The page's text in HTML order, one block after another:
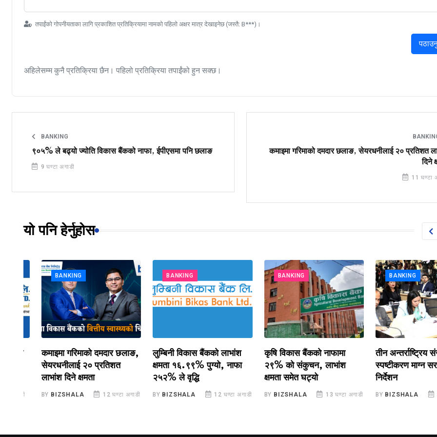
तपाईंको गोपनीयताका लागि प्रकाशित प्रतिक्रियामा नामको पहिलो अक्षर मात्र देखाइनेछ (जस्तै: B***)।
अहिलेसम्म कुनै प्रतिक्रिया छैन। पहिलो प्रतिक्रिया तपाईंको हुन सक्छ।
BANKING
९०५% ले बढ्यो ज्योति विकास बैंकको नाफा, ईपीएसमा पनि छलाङ
9 घण्टा अगाडी
कमाइमा गरिमाको दमदार छलाङ, सेयरधनीलाई २० प्रतिशत
दिने
11 घण्टा
यो पनि हेर्नुहोस
BANKING
कमाइमा गरिमाको दमदार छलाङ,
सेयरधनीलाई २० प्रतिशत
लाभांश दिने क्षमता
BY BIZSHALA 12 घण्टा अगाडी
BANKING
लुम्बिनी विकास बैंकको लाभांश
क्षमता १६.९९% पुग्यो, नाफा
२५२% ले वृद्धि
BY BIZSHALA 12 घण्टा अगाडी
BANKING
कृषि विकास बैंकको नाफामा
२९% को संकुचन, लाभांश
क्षमता समेत घट्यो
BY BIZSHALA 13 घण्टा अगाडी
BANKING
तीन अन्तर्राष्ट्रिय
स्पष्टीकरण माग्न
निर्देशन
BY BIZSHALA 1 दिन